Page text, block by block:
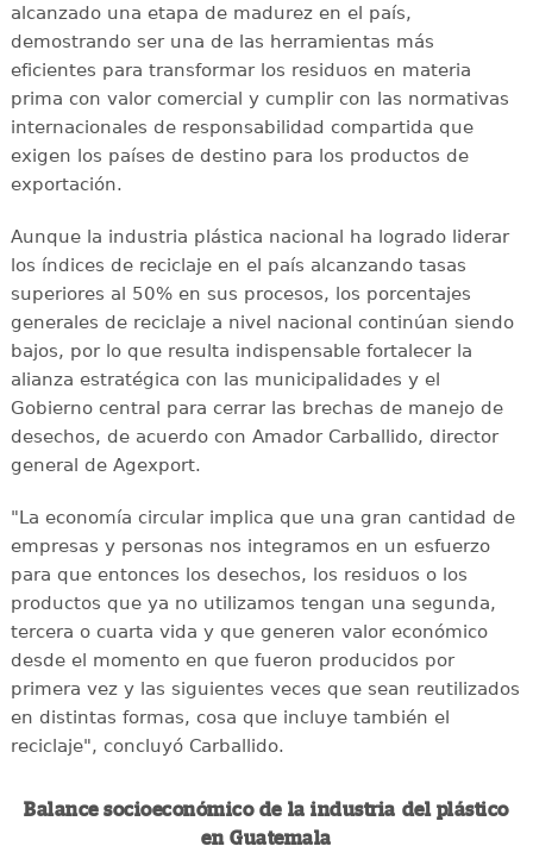
alcanzado una etapa de madurez en el país,
demostrando ser una de las herramientas más
eficientes para transformar los residuos en materia
prima con valor comercial y cumplir con las normativas
internacionales de responsabilidad compartida que
exigen los países de destino para los productos de
exportación.
Aunque la industria plástica nacional ha logrado liderar
los índices de reciclaje en el país alcanzando tasas
superiores al 50% en sus procesos, los porcentajes
generales de reciclaje a nivel nacional continúan siendo
bajos, por lo que resulta indispensable fortalecer la
alianza estratégica con las municipalidades y el
Gobierno central para cerrar las brechas de manejo de
desechos, de acuerdo con Amador Carballido, director
general de Agexport.
"La economía circular implica que una gran cantidad de
empresas y personas nos integramos en un esfuerzo
para que entonces los desechos, los residuos o los
productos que ya no utilizamos tengan una segunda,
tercera o cuarta vida y que generen valor económico
desde el momento en que fueron producidos por
primera vez y las siguientes veces que sean reutilizados
en distintas formas, cosa que incluye también el
reciclaje", concluyó Carballido.
Balance socioeconómico de la industria del plástico
en Guatemala